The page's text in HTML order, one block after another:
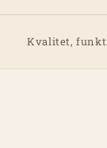
Kvalitet,